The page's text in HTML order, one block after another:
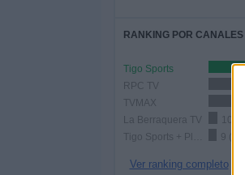
RANKING POR CANALES
Tigo Sports
RPC TV
TVMAX
La Berraquera TV
9 (5%)
Ver ranking completo